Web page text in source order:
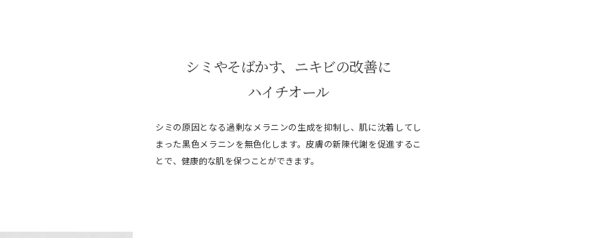
シミやそばかす、ニキビの改善に
ハイチオール
シミの原因となる過剰なメラニンの生成を抑制し、肌に沈着してし
まった黒色メラニンを無色化します。皮膚の新陳代謝を促進するこ
とで、健康的な肌を保つことができます。